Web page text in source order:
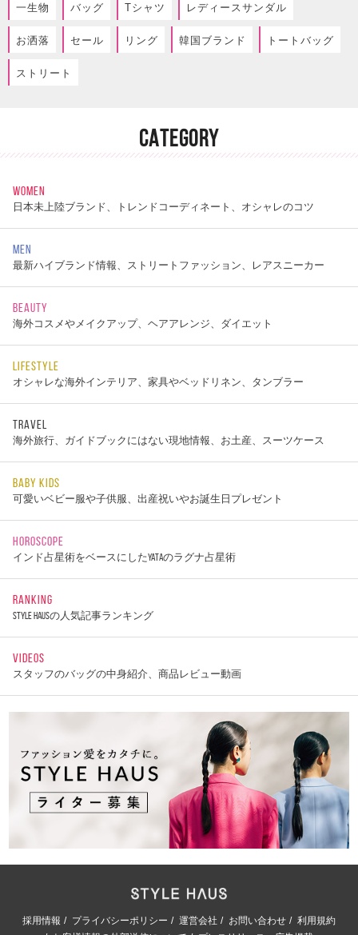
一生物 バッグ Tシャツ レディースサンダル
お洒落 セール リング 韓国ブランド トートバッグ
ストリート
CATEGORY
WOMEN
日本未上陸ブランド、トレンドコーディネート、オシャレのコツ
MEN
最新ハイブランド情報、ストリートファッション、レアスニーカー
BEAUTY
海外コスメやメイクアップ、ヘアアレンジ、ダイエット
LIFESTYLE
オシャレな海外インテリア、家具やベッドリネン、タンブラー
TRAVEL
海外旅行、ガイドブックにはない現地情報、お土産、スーツケース
BABY KIDS
可愛いベビー服や子供服、出産祝いやお誕生日プレゼント
HOROSCOPE
インド占星術をベースにしたYATAのラグナ占星術
RANKING
STYLE HAUSの人気記事ランキング
VIDEOS
スタッフのバッグの中身紹介、商品レビュー動画
採用情報 プライバシーポリシー 運営会社 お問い合わせ
利用規約